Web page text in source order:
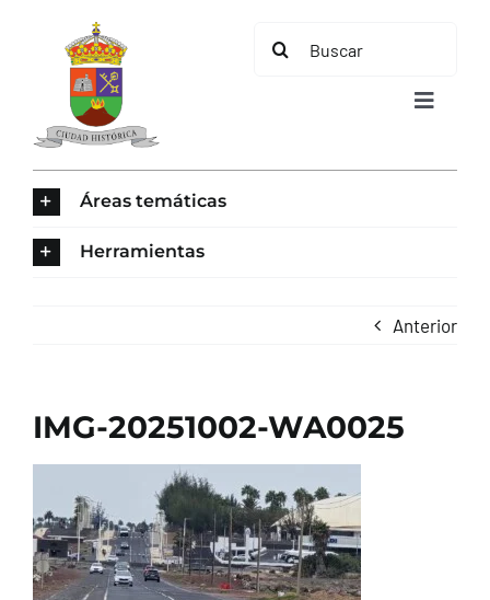
contenido
Buscar:
Toggle
CONTACTO
Áreas temáticas
Herramientas
Anterior
IMG-20251002-WA0025